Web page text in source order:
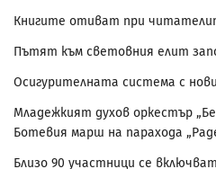
Книгите отиват при
Пътят към световния елит
Осигурителната система с
Младежкият духов оркестър
Ботевия марш на парахода
Близо 90 участници се